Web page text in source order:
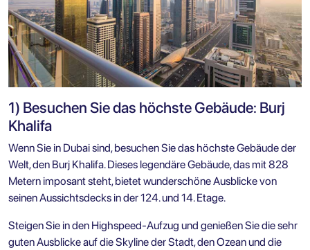
1) Besuchen Sie das höchste Gebäude: Burj
Khalifa
Wenn Sie in Dubai sind, besuchen Sie das höchste Gebäude der
Welt, den Burj Khalifa. Dieses legendäre Gebäude, das mit 828
Metern imposant steht, bietet wunderschöne Ausblicke von
seinen Aussichtsdecks in der 124. und 14. Etage.
Steigen Sie in den Highspeed-Aufzug und genießen Sie die sehr
guten Ausblicke auf die Skyline der Stadt, den Ozean und die